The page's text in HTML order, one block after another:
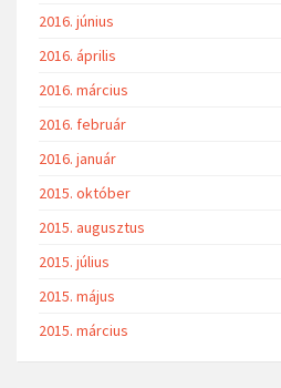
2016. június
2016. április
2016. március
2016. február
2016. január
2015. október
2015. augusztus
2015. július
2015. május
2015. március